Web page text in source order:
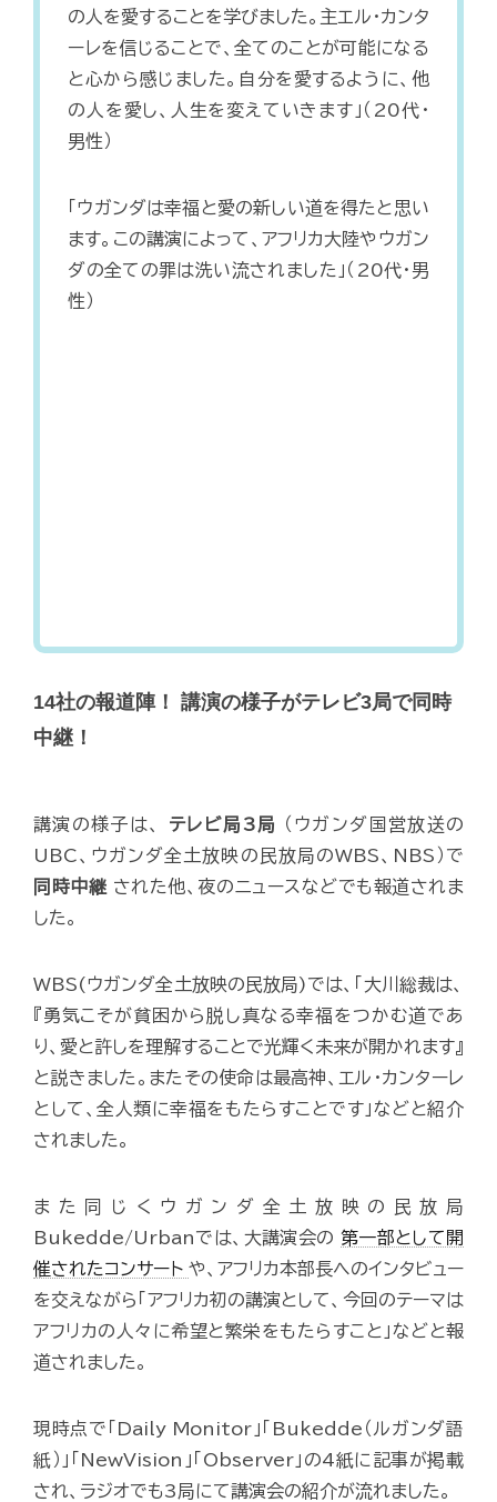
の人を愛することを学びました。主エル・カンタ
ーレを信じることで、全てのことが可能になる
と心から感じました。自分を愛するように、他
の人を愛し、人生を変えていきます」（20代・
男性）
「ウガンダは幸福と愛の新しい道を得たと思い
ます。この講演によって、アフリカ大陸やウガン
ダの全ての罪は洗い流されました」（20代・男
性）
14社の報道陣！ 講演の様子がテレビ3局で同時
中継！
講演の様子は、 テレビ局3局
（ウガンダ国営放送の
UBC、ウガンダ全土放映の民放局のWBS、NBS）で
同時中継 された他、夜のニュースなどでも報道されま
した。
WBS(ウガンダ全土放映の民放局)では、「大川総裁は、
『勇気こそが貧困から脱し真なる幸福をつかむ道であ
り、愛と許しを理解することで光輝く未来が開かれます』
と説きました。またその使命は最高神、エル・カンターレ
として、全人類に幸福をもたらすことです」などと紹介
されました。
また同じくウガンダ全土放映の民放局
Bukedde/Urbanでは、大講演会の 第一部として開
催されたコンサート や、アフリカ本部長へのインタビュー
を交えながら「アフリカ初の講演として、今回のテーマは
アフリカの人々に希望と繁栄をもたらすこと」などと報
道されました。
現時点で「Daily Monitor」「Bukedde（ルガンダ語
紙）」「NewVision」「Observer」の4紙に記事が掲載
され、ラジオでも3局にて講演会の紹介が流れました。